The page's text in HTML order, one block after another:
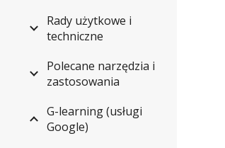
Rady użytkowe i
techniczne
Polecane narzędzia i
zastosowania
G-learning (usługi
Google)